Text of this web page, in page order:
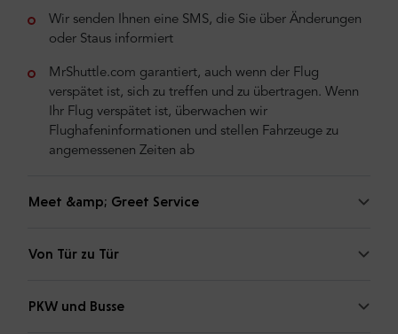
Wir senden Ihnen eine SMS, die Sie über Änderungen
oder Staus informiert
MrShuttle.com garantiert, auch wenn der Flug
verspätet ist, sich zu treffen und zu übertragen. Wenn
Ihr Flug verspätet ist, überwachen wir
Flughafeninformationen und stellen Fahrzeuge zu
angemessenen Zeiten ab
Meet &amp; Greet Service
Von Tür zu Tür
PKW und Busse